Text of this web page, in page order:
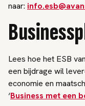
naar:
Lees hoe het ESB
een bijdrage wil
economie en
‘Business met een